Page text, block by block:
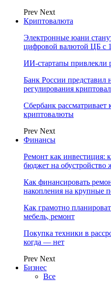
Prev Next
Криптовалюта
Электронные юани
цифровой валютой ЦБ с
ИИ-стартапы привлекли
Банк России
регулирования
Сбербанк рассматривает
криптовалюты
Prev Next
Финансы
Ремонт как инвестиция:
бюджет на обустройство
Как финансировать
накопления на крупные
Как грамотно
мебель, ремонт
Покупка техники в
когда — нет
Prev Next
Бизнес
Все